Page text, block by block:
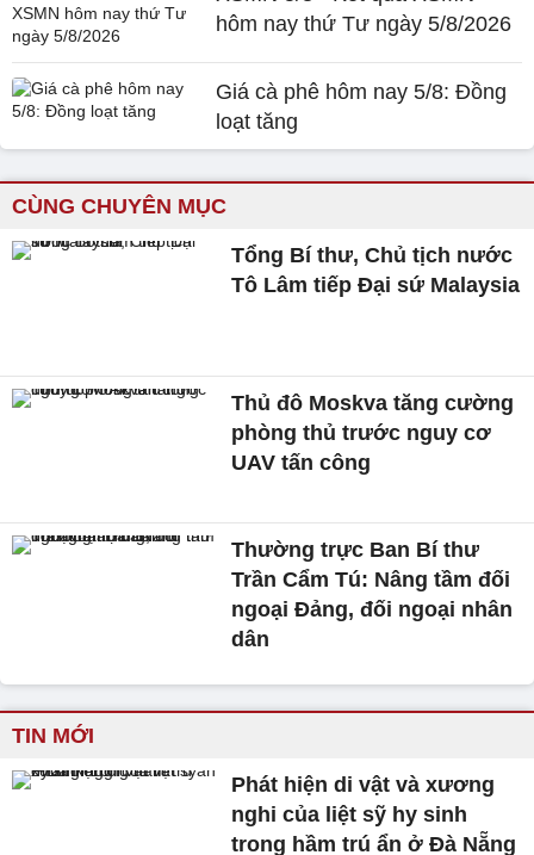
hôm nay thứ Tư ngày 5/8/2026
Giá cà phê hôm nay 5/8: Đồng
loạt tăng
CÙNG CHUYÊN MỤC
Tổng Bí thư, Chủ tịch nước
Tô Lâm tiếp Đại sứ Malaysia
Thủ đô Moskva tăng cường
phòng thủ trước nguy cơ
UAV tấn công
Thường trực Ban Bí thư
Trần Cẩm Tú: Nâng tầm đối
ngoại Đảng, đối ngoại nhân
dân
TIN MỚI
Phát hiện di vật và xương
nghi của liệt sỹ hy sinh
trong hầm trú ẩn ở Đà Nẵng